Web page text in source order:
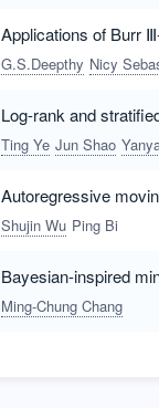
Applications of Burr
G.S.Deepthy Nicy
Log-rank and
Ting Ye Jun Shao
Autoregressive
Shujin Wu Ping Bi
Bayesian-inspired
Ming-Chung Chang